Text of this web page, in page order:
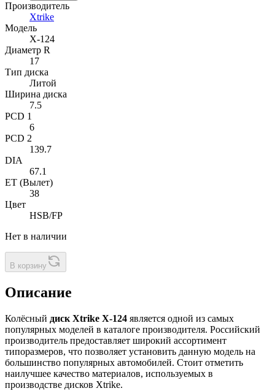
Производитель
Xtrike
Модель
X-124
Диаметр R
17
Тип диска
Литой
Ширина диска
7.5
PCD 1
6
PCD 2
139.7
DIA
67.1
ET (Вылет)
38
Цвет
HSB/FP
Нет в наличии
В корзину
Описание
Колёсный диск Xtrike X-124 является одной из самых
популярных моделей в каталоге производителя. Российский
производитель предоставляет широкий ассортимент
типоразмеров, что позволяет установить данную модель на
большинство популярных автомобилей. Стоит отметить
наилучшее качество материалов, используемых в
производстве дисков Xtrike.